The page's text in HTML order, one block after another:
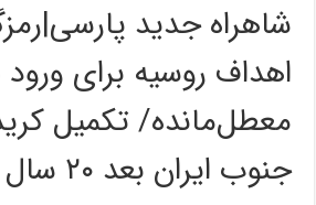
شاهراه جدید
اهداف روسیه برای
معطل‌مانده/ تکمیل
جنوب ایران بعد ۲۰ سال